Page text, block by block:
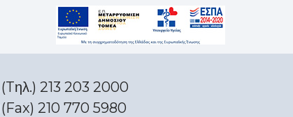
(Tηλ.) 213 203 2000
(Fax) 210 770 5980